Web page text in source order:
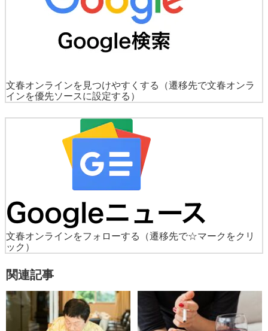
文春オンラインを見つけやすくする
（遷移先で文春オンラ
インを優先ソースに設定する）
文春オンラインをフォローする
（遷移先で☆マークをクリ
ック）
関連記事